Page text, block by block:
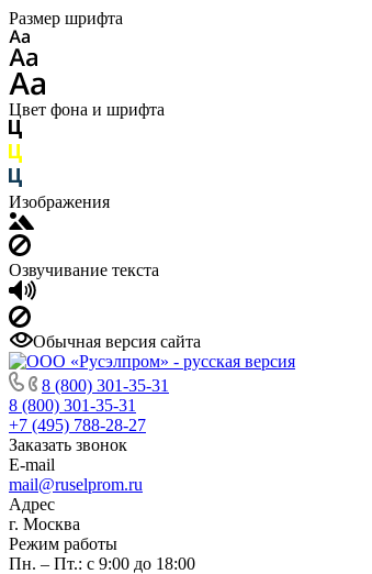
Размер шрифта
Цвет фона и шрифта
Изображения
Озвучивание текста
Обычная версия сайта
8 (800) 301-35-31
8 (800) 301-35-31
+7 (495) 788-28-27
Заказать звонок
E-mail
mail@ruselprom.ru
Адрес
г. Москва
Режим работы
Пн. – Пт.: с 9:00 до 18:00